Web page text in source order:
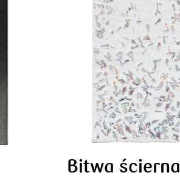
Bitwa ścierna